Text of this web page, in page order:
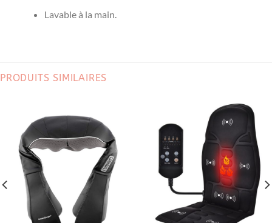
Lavable à la main.
PRODUITS SIMILAIRES